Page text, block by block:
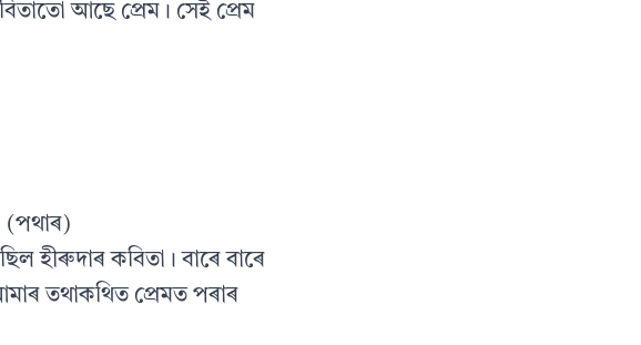
আছে প্ৰেম। সেই প্ৰেম
(পথাৰ)
হীৰুদাৰ কবিতা। বাৰে বাৰে
তথাকথিত প্ৰেমত পৰাৰ